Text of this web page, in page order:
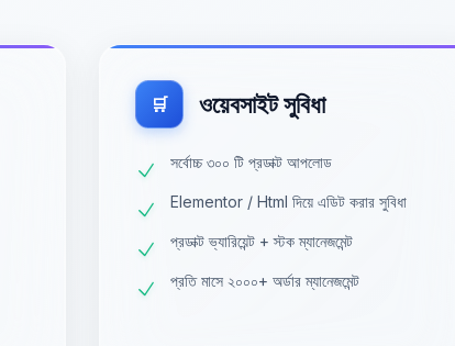
🛒 ওয়েবসাইট সুবিধা
সর্বোচ্চ ৩০০ টি প্রডাক্ট আপলোড
Elementor / Html দিয়ে এডিট করার সুবিধা
প্রডাক্ট ভ্যারিয়েন্ট + স্টক ম্যানেজমেন্ট
প্রতি মাসে ২০০০+ অর্ডার ম্যানেজমেন্ট